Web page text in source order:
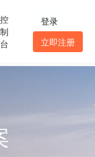
控
制
台
登录
立即注册